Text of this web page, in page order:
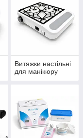
Витяжки настільні
для манікюру